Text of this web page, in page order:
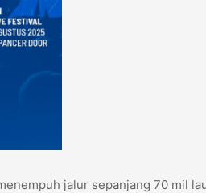
jalur sepanjang 70 mil